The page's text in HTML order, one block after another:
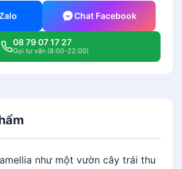
Chat Facebook
08 79 07 17 27
Gọi tư vấn (8:00-22:00)
như một vườn cây trái thu